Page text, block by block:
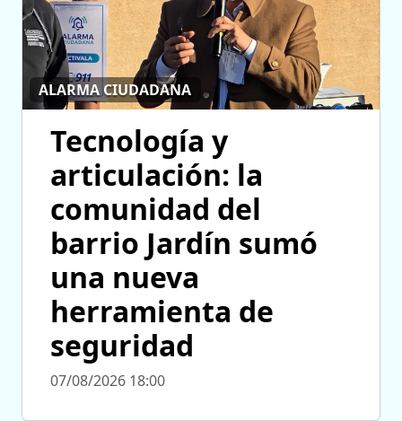
ALARMA CIUDADANA
Tecnología y
articulación: la
comunidad del
barrio Jardín sumó
una nueva
herramienta de
seguridad
07/08/2026 18:00